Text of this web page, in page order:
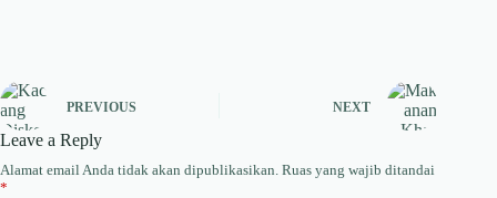
PREVIOUS NEXT
Leave a Reply
Alamat email Anda tidak akan dipublikasikan. Ruas yang wajib ditandai
*